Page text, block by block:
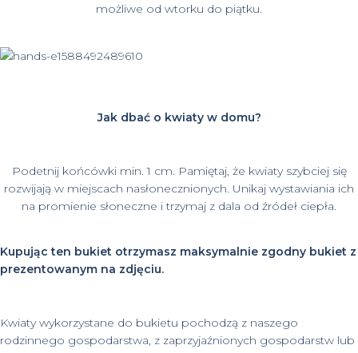
możliwe od wtorku do piątku.
Jak dbać o kwiaty w domu?
Podetnij końcówki min. 1 cm. Pamiętaj, że kwiaty szybciej się
rozwijają w miejscach nasłonecznionych. Unikaj wystawiania ich
na promienie słoneczne i trzymaj z dala od źródeł ciepła.
Kupując ten bukiet otrzymasz maksymalnie zgodny bukiet z
prezentowanym na zdjęciu.
Kwiaty wykorzystane do bukietu pochodzą z naszego
rodzinnego gospodarstwa, z zaprzyjaźnionych gospodarstw lub